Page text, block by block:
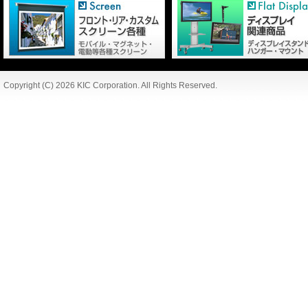
Copyright (C) 2026 KIC Corporation. All Rights Reserved.